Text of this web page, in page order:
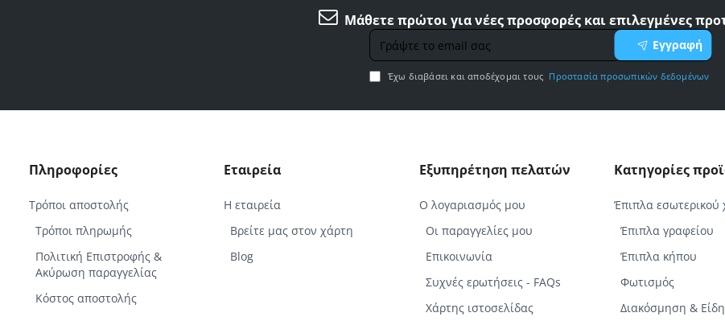
Μάθετε πρώτοι για νέες προσφορές και επιλεγμένες
Γράψτε
email
σας
Εγγραφή
Έχω διαβάσει και αποδέχομαι τους Προστασία προσωπικών δεδομένων
Πληροφορίες
Τρόποι αποστολής
Τρόποι πληρωμής
Πολιτική Επιστροφής &
Ακύρωση παραγγελίας
Κόστος αποστολής
Εταιρεία
Η εταιρεία
Βρείτε μας στον χάρτη
Blog
Εξυπηρέτηση πελατών
Ο λογαριασμός μου
Οι παραγγελίες μου
Επικοινωνία
Συχνές ερωτήσεις - FAQs
Χάρτης ιστοσελίδας
Κατηγορίες
Έπιπλα εσωτερικού
Έπιπλα γραφείου
Έπιπλα κήπου
Φωτισμός
Διακόσμηση &